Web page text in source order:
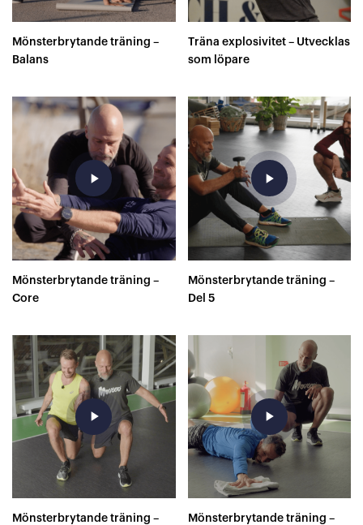
Mönsterbrytande träning –
Balans
Träna explosivitet – Utvecklas
som löpare
play_arrow
Mönsterbrytande träning –
Core
play_arrow
Mönsterbrytande träning –
Del 5
play_arrow
Mönsterbrytande träning –
play_arrow
Mönsterbrytande träning –